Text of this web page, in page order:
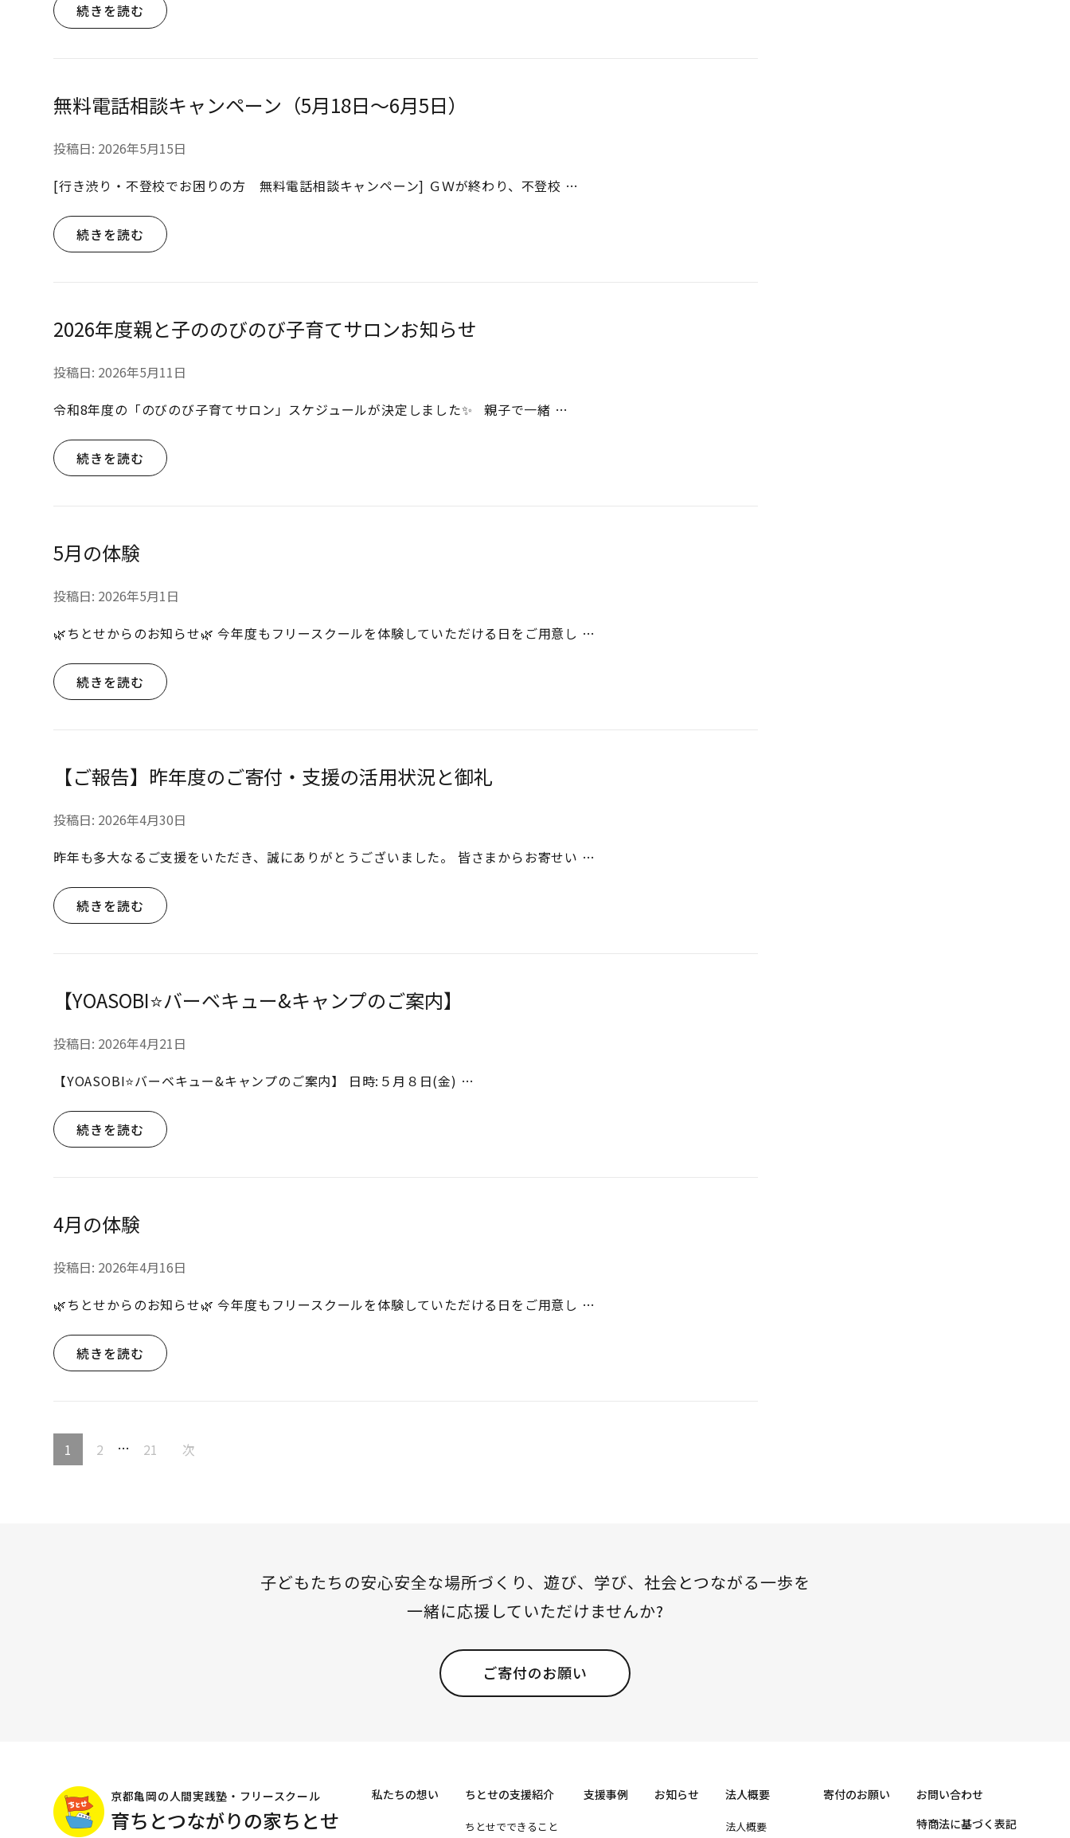
続きを読む
無料電話相談キャンペーン（5月18日～6月5日）
投稿日: 2026年5月15日
[行き渋り・不登校でお困りの方 無料電話相談キャンペーン] ＧＷが終わり、不登校 …
続きを読む
2026年度親と子ののびのび子育てサロンお知らせ
投稿日: 2026年5月11日
令和8年度の「のびのび子育てサロン」スケジュールが決定しました✨ 親子で一緒 …
続きを読む
5月の体験
投稿日: 2026年5月1日
🌿ちとせからのお知らせ🌿 今年度もフリースクールを体験していただける日をご用意し …
続きを読む
【ご報告】昨年度のご寄付・支援の活用状況と御礼
投稿日: 2026年4月30日
昨年も多大なるご支援をいただき、誠にありがとうございました。 皆さまからお寄せい …
続きを読む
【YOASOBI⭐バーベキュー&キャンプのご案内】
投稿日: 2026年4月21日
【YOASOBI⭐バーベキュー&キャンプのご案内】 日時:５月８日(金) …
続きを読む
4月の体験
投稿日: 2026年4月16日
🌿ちとせからのお知らせ🌿 今年度もフリースクールを体験していただける日をご用意し …
続きを読む
投
固
1
固
2 …
固
21 次
子どもたちの安心安全な場所づくり、 遊び、学び、社会とつながる一歩を
一緒に応援していただけませんか?
ご寄付のお願い
京都亀岡の人間実践塾・フリースクール
育ちとつながりの家ちとせ
私たちの想い ちとせの支援紹介
ちとせでできること
支援事例 お知らせ 法人概要
法人概要
寄付のお願い
お問い合わせ
特商法に基づく表記